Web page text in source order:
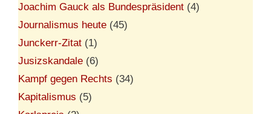
Joachim Gauck als Bundespräsident (4)
Journalismus heute (45)
Junckerr-Zitat (1)
Jusizskandale (6)
Kampf gegen Rechts (34)
Kapitalismus (5)